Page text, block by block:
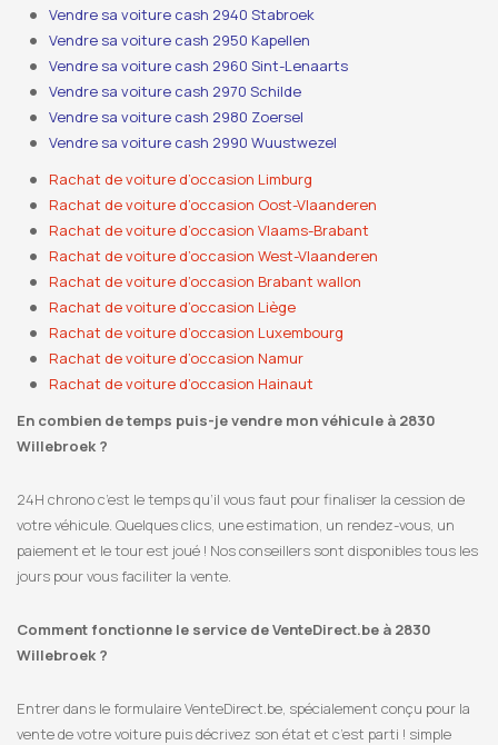
Vendre sa voiture cash 2940 Stabroek
Vendre sa voiture cash 2950 Kapellen
Vendre sa voiture cash 2960 Sint-Lenaarts
Vendre sa voiture cash 2970 Schilde
Vendre sa voiture cash 2980 Zoersel
Vendre sa voiture cash 2990 Wuustwezel
Rachat de voiture d’occasion Limburg
Rachat de voiture d’occasion Oost-Vlaanderen
Rachat de voiture d’occasion Vlaams-Brabant
Rachat de voiture d’occasion West-Vlaanderen
Rachat de voiture d’occasion Brabant wallon
Rachat de voiture d’occasion Liège
Rachat de voiture d’occasion Luxembourg
Rachat de voiture d’occasion Namur
Rachat de voiture d’occasion Hainaut
En combien de temps puis-je vendre mon véhicule à 2830
Willebroek ?
24H chrono c’est le temps qu’il vous faut pour finaliser la cession de
votre véhicule. Quelques clics, une estimation, un rendez-vous, un
paiement et le tour est joué ! Nos conseillers sont disponibles tous les
jours pour vous faciliter la vente.
Comment fonctionne le service de VenteDirect.be à 2830
Willebroek ?
Entrer dans le formulaire VenteDirect.be, spécialement conçu pour la
vente de votre voiture puis décrivez son état et c’est parti ! simple